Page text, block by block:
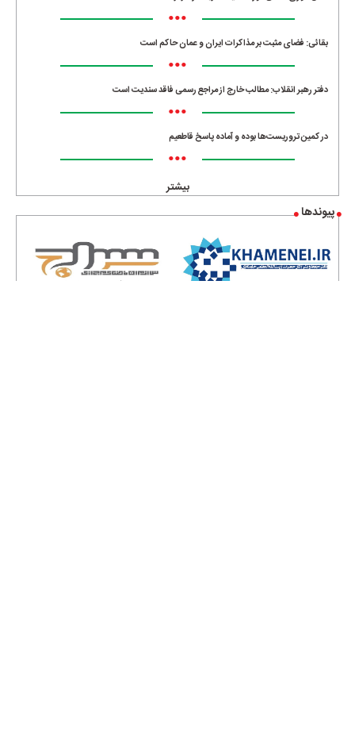
•••
بقائی: فضای مثبت بر مذاکرات ایران و عمان حاکم است
•••
دفتر رهبر انقلاب: مطالب خارج از مراجع رسمی فاقد سندیت است
•••
در کمین تروریست‌ها بوده و آماده پاسخ قاطعیم
•••
بیشتر
پیوندها